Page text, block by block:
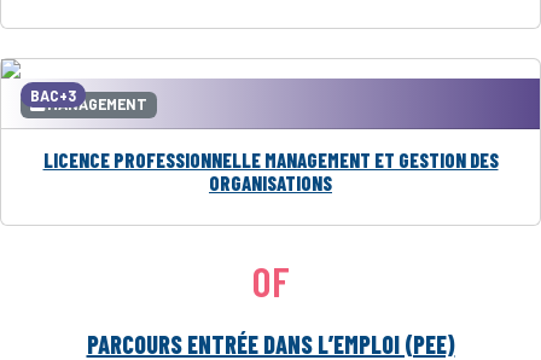
BAC+3
MANAGEMENT
LICENCE PROFESSIONNELLE MANAGEMENT ET GESTION DES
ORGANISATIONS
OF
PARCOURS ENTRÉE DANS L’EMPLOI (PEE)